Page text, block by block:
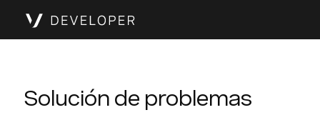
Solución de problemas